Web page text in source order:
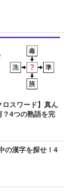
ロスワード】真ん
？4つの熟語を完
の漢字を探せ！4